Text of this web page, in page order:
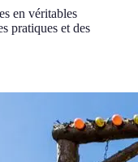
en véritables
pratiques et des